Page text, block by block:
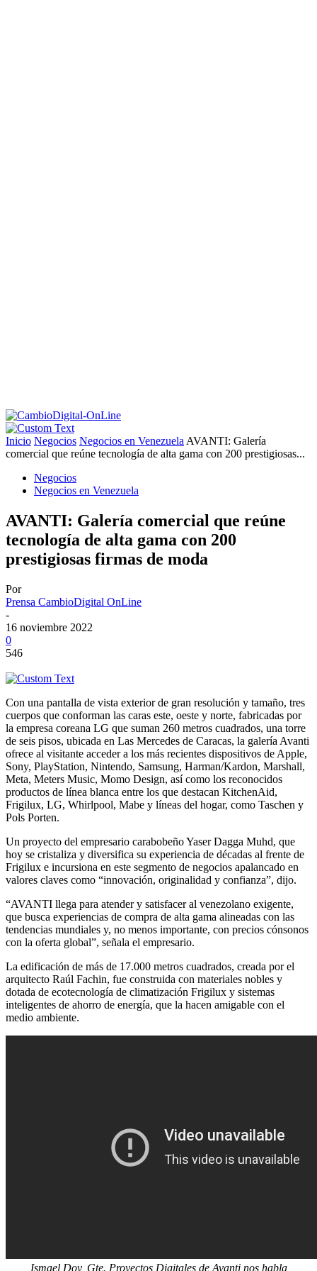
Inicio Negocios Negocios en Venezuela AVANTI: Galería
comercial que reúne tecnología de alta gama con 200 prestigiosas...
Negocios
Negocios en Venezuela
AVANTI: Galería comercial que reúne
tecnología de alta gama con 200
prestigiosas firmas de moda
Por
Prensa CambioDigital OnLine
-
16 noviembre 2022
0
546
Con una pantalla de vista exterior de gran resolución y tamaño, tres
cuerpos que conforman las caras este, oeste y norte, fabricadas por
la empresa coreana LG que suman 260 metros cuadrados, una torre
de seis pisos, ubicada en Las Mercedes de Caracas, la galería Avanti
ofrece al visitante acceder a los más recientes dispositivos de Apple,
Sony, PlayStation, Nintendo, Samsung, Harman/Kardon, Marshall,
Meta, Meters Music, Momo Design, así como los reconocidos
productos de línea blanca entre los que destacan KitchenAid,
Frigilux, LG, Whirlpool, Mabe y líneas del hogar, como Taschen y
Pols Porten.
Un proyecto del empresario carabobeño Yaser Dagga Muhd, que
hoy se cristaliza y diversifica su experiencia de décadas al frente de
Frigilux e incursiona en este segmento de negocios apalancado en
valores claves como “innovación, originalidad y confianza”, dijo.
“AVANTI llega para atender y satisfacer al venezolano exigente,
que busca experiencias de compra de alta gama alineadas con las
tendencias mundiales y, no menos importante, con precios cónsonos
con la oferta global”, señala el empresario.
La edificación de más de 17.000 metros cuadrados, creada por el
arquitecto Raúl Fachin, fue construida con materiales nobles y
dotada de ecotecnología de climatización Frigilux y sistemas
inteligentes de ahorro de energía, que la hacen amigable con el
medio ambiente.
Ismael Doy, Gte. Proyectos Digitales de Avanti nos habla